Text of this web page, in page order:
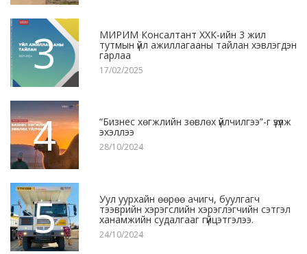
3 МИРИМ Консалтант ХХК-ийн 3 жил
тутмын үйл ажиллагааны тайлан хэвлэгдэн
гарлаа
17/02/2025
4 “Бизнес хөгжлийн зөвлөх үйлчилгээ”-г үзүүлж
эхэллээ
28/10/2024
5 Уул уурхайн өөрөө ачигч, буулгагч
тээврийн хэрэгслийн хэрэглэгчийн сэтгэл
ханамжийн судалгааг гүйцэтгэлээ.
24/10/2024